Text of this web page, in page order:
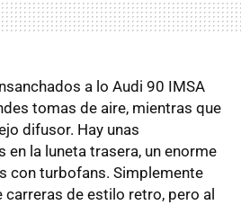
a lo Audi 90 IMSA
tomas de aire, mientras que
difusor. Hay unas
en la luneta trasera, un enorme
con turbofans. Simplemente
carreras de estilo retro, pero al